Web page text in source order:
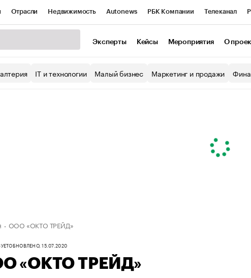
Отрасли Недвижимость Autonews РБК Компании Телеканал
Экономика Бизнес
Эксперты Кейсы Мероприятия О
IT и технологии Малый бизнес Маркетинг и продажи
ООО «ОКТО ТРЕЙД»
ОБНОВЛЕНО, 15.07.2020
«ОКТО ТРЕЙД»